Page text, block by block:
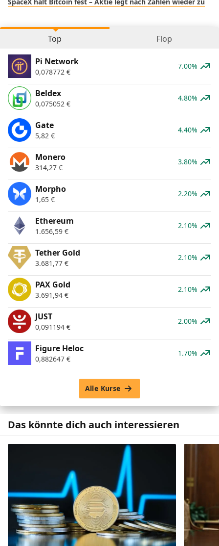
Top Flop
Pi Network
0,078772 €
7.00%
Beldex
0,075052 €
4.80%
Gate
5,82 €
4.40%
Monero
314,27 €
3.80%
Morpho
1,65 €
2.20%
Ethereum
1.656,59 €
2.10%
Tether Gold
3.681,77 €
2.10%
PAX Gold
3.691,94 €
2.10%
JUST
0,091194 €
2.00%
Figure Heloc
0,882647 €
1.70%
Alle Kurse
Das könnte dich auch interessieren